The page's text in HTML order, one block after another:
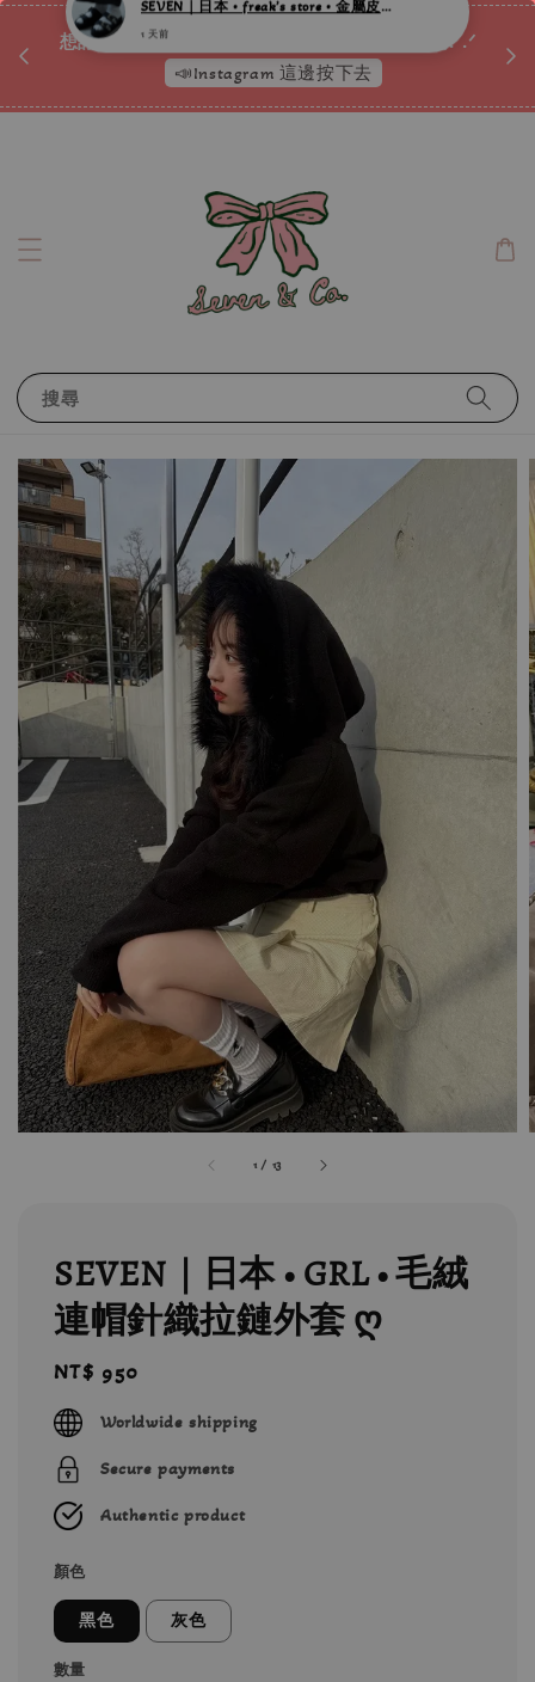
想訂製屬於自己的『水晶手鍊』嗎ꕀ♡ 私訊我們.ᐟ.ᐟ
📣Instagram 這邊按下去
搜尋
1 / 13
SEVEN｜日本 • GRL • 毛絨
連帽針織拉鏈外套 ღ
Regular
price
NT$ 950
Worldwide shipping
Secure payments
Authentic product
顏色
黑色 灰色
數量